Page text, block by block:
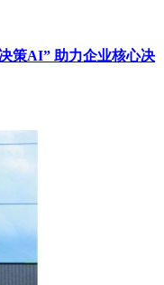
策AI” 助力企业核心决